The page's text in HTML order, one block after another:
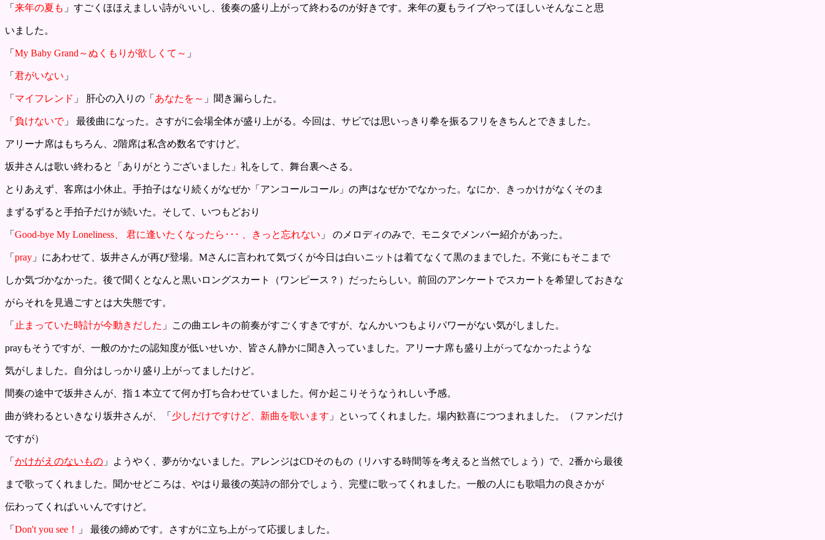
「 来年の夏も 」すごくほほえましい詩がいいし、後奏の盛り上がって終わるのが好きです。来年の夏もライブやってほしいそんなこと思
いました。
「 My Baby Grand～ぬくもりが欲しくて～ 」
「 君がいない 」
「 マイフレンド 」 肝心の入りの「 あなたを～ 」聞き漏らした。
「 負けないで」 最後曲になった。さすがに会場全体が盛り上がる。今回は、サビでは思いっきり拳を振るフリをきちんとできました。
アリーナ席はもちろん、2階席は私含め数名ですけど。
坂井さんは歌い終わると「ありがとうございました」礼をして、舞台裏へさる。
とりあえず、客席は小休止。手拍子はなり続くがなぜか「アンコールコール」の声はなぜかでなかった。なにか、きっかけがなくそのま
まずるずると手拍子だけが続いた。そして、いつもどおり
「 Good-bye My Loneliness、 君に逢いたくなったら･･･ 、きっと忘れない 」 のメロディのみで、モニタでメンバー紹介があった。
「 pray 」にあわせて、坂井さんが再び登場。Mさんに言われて気づくが今日は白いニットは着てなくて黒のままでした。不覚にもそこまで
しか気づかなかった。後で聞くとなんと黒いロングスカート（ワンピース？）だったらしい。前回のアンケートでスカートを希望しておきな
がらそれを見過ごすとは大失態です。
「 止まっていた時計が今動きだした 」この曲エレキの前奏がすごくすきですが、なんかいつもよりパワーがない気がしました。
prayもそうですが、一般のかたの認知度が低いせいか、皆さん静かに聞き入っていました。アリーナ席も盛り上がってなかったような
気がしました。自分はしっかり盛り上がってましたけど。
間奏の途中で坂井さんが、指１本立てて何か打ち合わせていました。何か起こりそうなうれしい予感。
曲が終わるといきなり坂井さんが、「 少しだけですけど、新曲を歌います 」といってくれました。場内歓喜につつまれました。（ファンだけ
ですが）
「 かけがえのないもの 」ようやく、夢がかないました。アレンジはCDそのもの（リハする時間等を考えると当然でしょう）で、2番から最後
まで歌ってくれました。聞かせどころは、やはり最後の英詩の部分でしょう、完璧に歌ってくれました。一般の人にも歌唱力の良さかが
伝わってくればいいんですけど。
「 Don't you see！ 」 最後の締めです。さすがに立ち上がって応援しました。